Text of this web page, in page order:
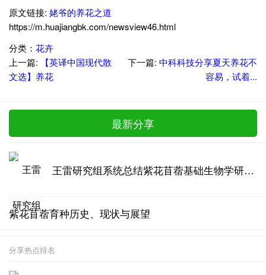
原文链接: 姥爷的养花之道
https://m.huajiangbk.com/newsview46.html
分类： 花卉
上一篇:
【英译中国现代散
文选】养花
下一篇: 中科科技分享夏天养花不
容易，试着...
最新分享
王雷研究组系统总结紫花苜蓿基础生物学研究进展
紫花苜蓿育种历史、现状与展望
分享热点排名